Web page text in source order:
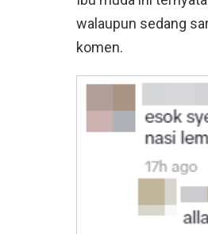
walaupun sedang
komen.